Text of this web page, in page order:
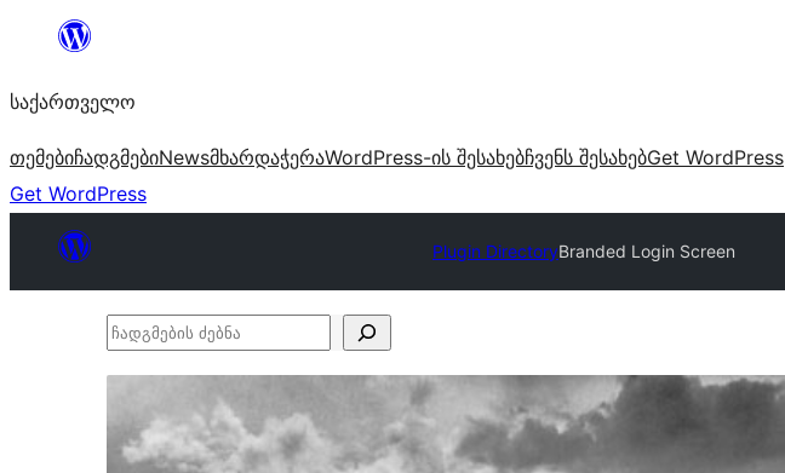
შიგთავსზე
საქართველო
თემებიჩადგმებიNewsმხარდაჭერაWordPress-ის შესახებჩვენს შესახებGet WordPress
Get WordPress
Plugin DirectoryBranded Login Screen
ჩადგმების